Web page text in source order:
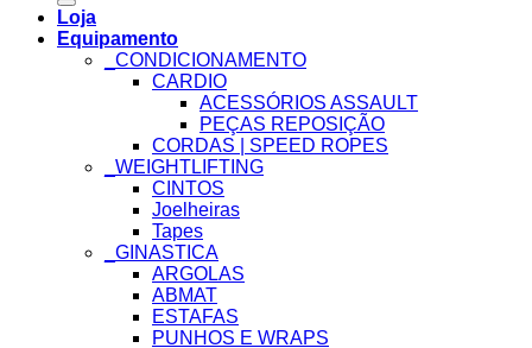
Loja
Equipamento
_CONDICIONAMENTO
CARDIO
ACESSÓRIOS ASSAULT
PEÇAS REPOSIÇÃO
CORDAS | SPEED ROPES
_WEIGHTLIFTING
CINTOS
Joelheiras
Tapes
_GINASTICA
ARGOLAS
ABMAT
ESTAFAS
PUNHOS E WRAPS